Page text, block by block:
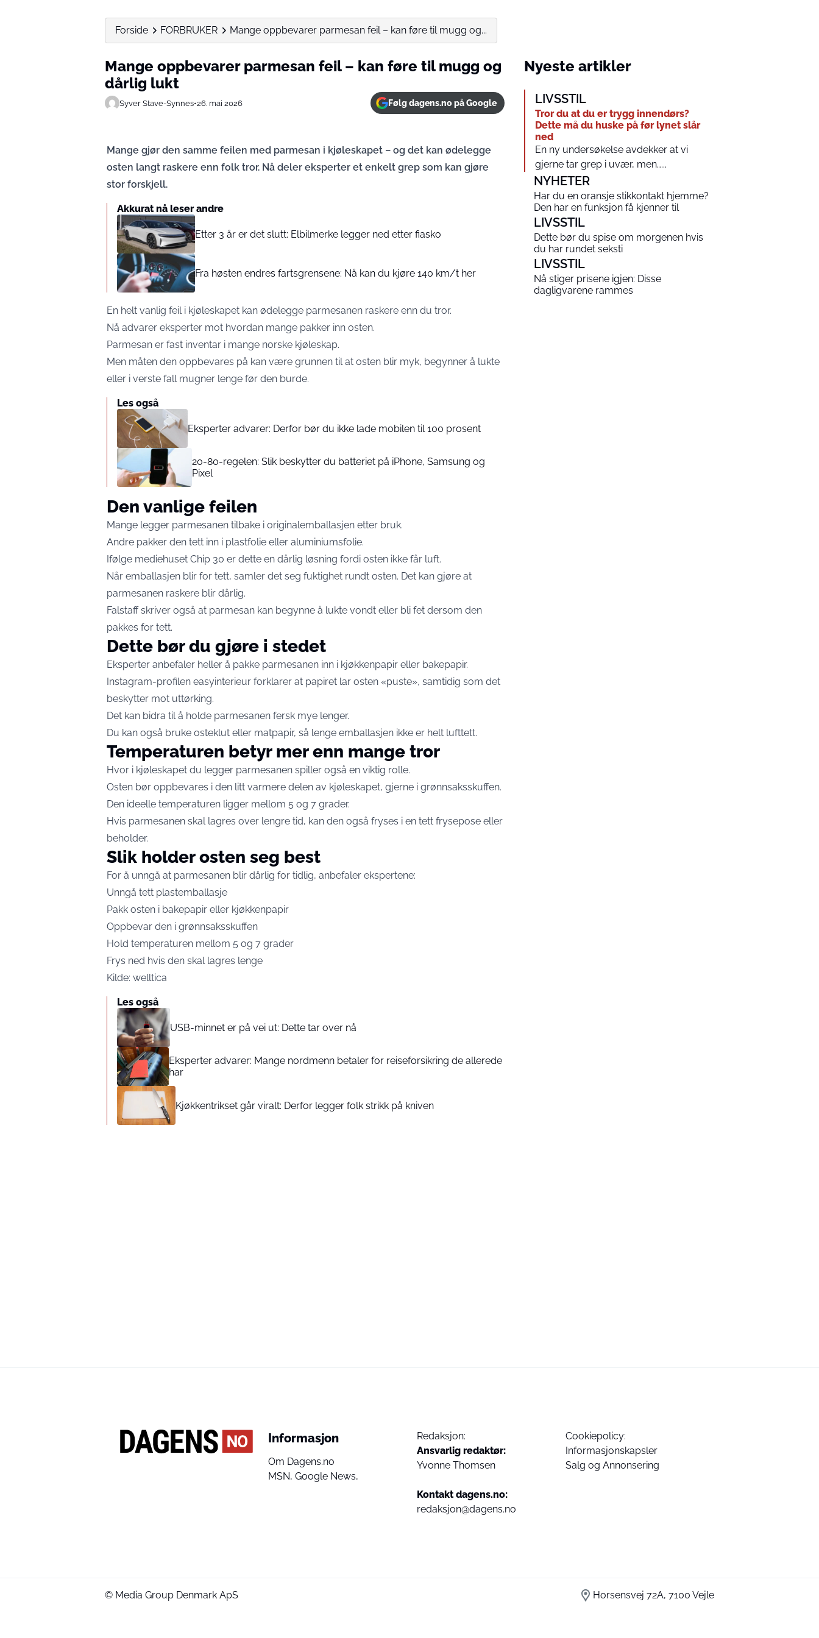
Forside FORBRUKER Mange oppbevarer parmesan feil – kan føre til mugg og...
Mange oppbevarer parmesan feil – kan føre til mugg og
dårlig lukt
Syver Stave-Synnes•26. mai 2026 Følg dagens.no på Google
Mange gjør den samme feilen med parmesan i kjøleskapet – og det kan ødelegge
osten langt raskere enn folk tror. Nå deler eksperter et enkelt grep som kan gjøre
stor forskjell.
Akkurat nå leser andre
Etter 3 år er det slutt: Elbilmerke legger ned etter fiasko
Fra høsten endres fartsgrensene: Nå kan du kjøre 140 km/t her
En helt vanlig feil i kjøleskapet kan ødelegge parmesanen raskere enn du tror.
Nå advarer eksperter mot hvordan mange pakker inn osten.
Parmesan er fast inventar i mange norske kjøleskap.
Men måten den oppbevares på kan være grunnen til at osten blir myk, begynner å lukte
eller i verste fall mugner lenge før den burde.
Les også
Eksperter advarer: Derfor bør du ikke lade mobilen til 100 prosent
20-80-regelen: Slik beskytter du batteriet på iPhone, Samsung og
Pixel
Den vanlige feilen
Mange legger parmesanen tilbake i originalemballasjen etter bruk.
Andre pakker den tett inn i plastfolie eller aluminiumsfolie.
Ifølge mediehuset Chip 30 er dette en dårlig løsning fordi osten ikke får luft.
Når emballasjen blir for tett, samler det seg fuktighet rundt osten. Det kan gjøre at
parmesanen raskere blir dårlig.
Falstaff skriver også at parmesan kan begynne å lukte vondt eller bli fet dersom den
pakkes for tett.
Dette bør du gjøre i stedet
Eksperter anbefaler heller å pakke parmesanen inn i kjøkkenpapir eller bakepapir.
Instagram-profilen easyinterieur forklarer at papiret lar osten «puste», samtidig som det
beskytter mot uttørking.
Det kan bidra til å holde parmesanen fersk mye lenger.
Du kan også bruke osteklut eller matpapir, så lenge emballasjen ikke er helt lufttett.
Temperaturen betyr mer enn mange tror
Hvor i kjøleskapet du legger parmesanen spiller også en viktig rolle.
Osten bør oppbevares i den litt varmere delen av kjøleskapet, gjerne i grønnsaksskuffen.
Den ideelle temperaturen ligger mellom 5 og 7 grader.
Hvis parmesanen skal lagres over lengre tid, kan den også fryses i en tett frysepose eller
beholder.
Slik holder osten seg best
For å unngå at parmesanen blir dårlig for tidlig, anbefaler ekspertene:
Unngå tett plastemballasje
Pakk osten i bakepapir eller kjøkkenpapir
Oppbevar den i grønnsaksskuffen
Hold temperaturen mellom 5 og 7 grader
Frys ned hvis den skal lagres lenge
Kilde: welltica
Les også
USB-minnet er på vei ut: Dette tar over nå
Eksperter advarer: Mange nordmenn betaler for reiseforsikring de allerede
har
Kjøkkentrikset går viralt: Derfor legger folk strikk på kniven
Nyeste artikler
LIVSSTIL
Tror du at du er trygg innendørs?
Dette må du huske på før lynet slår
ned
En ny undersøkelse avdekker at vi
gjerne tar grep i uvær, men…...
NYHETER
Har du en oransje stikkontakt hjemme?
Den har en funksjon få kjenner til
LIVSSTIL
Dette bør du spise om morgenen hvis
du har rundet seksti
LIVSSTIL
Nå stiger prisene igjen: Disse
dagligvarene rammes
Informasjon
Om Dagens.no
MSN, Google News,
Redaksjon:
Ansvarlig redaktør:
Yvonne Thomsen
Kontakt dagens.no:
redaksjon@dagens.no
Cookiepolicy:
Informasjonskapsler
Salg og Annonsering
© Media Group Denmark ApS Horsensvej 72A, 7100 Vejle